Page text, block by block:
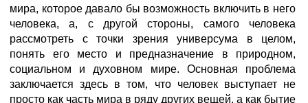
мира, которое давало бы возможность включить в него
человека, а, с другой стороны, самого человека
рассмотреть с точки зрения универсума в целом,
понять его место и предназначение в природном,
социальном и духовном мире. Основная проблема
заключается здесь в том, что человек выступает не
просто как часть мира в ряду других вещей, а как бытие